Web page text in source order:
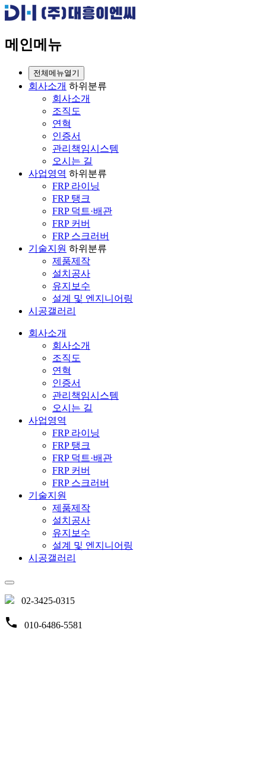
메인메뉴
전체메뉴열기
회사소개 하위분류
회사소개
조직도
연혁
인증서
관리책임시스템
오시는 길
사업영역 하위분류
FRP 라이닝
FRP 탱크
FRP 덕트·배관
FRP 커버
FRP 스크러버
기술지원 하위분류
제품제작
설치공사
유지보수
설계 및 엔지니어링
시공갤러리
회사소개
회사소개
조직도
연혁
인증서
관리책임시스템
오시는 길
사업영역
FRP 라이닝
FRP 탱크
FRP 덕트·배관
FRP 커버
FRP 스크러버
기술지원
제품제작
설치공사
유지보수
설계 및 엔지니어링
시공갤러리
02-3425-0315
010-6486-5581